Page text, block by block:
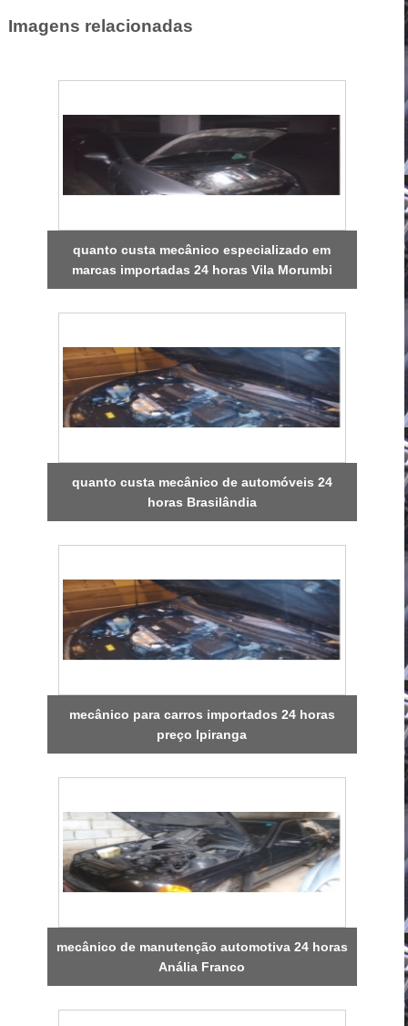
Imagens relacionadas
quanto custa mecânico especializado em
marcas importadas 24 horas Vila Morumbi
quanto custa mecânico de automóveis 24
horas Brasilândia
mecânico para carros importados 24 horas
preço Ipiranga
mecânico de manutenção automotiva 24 horas
Anália Franco